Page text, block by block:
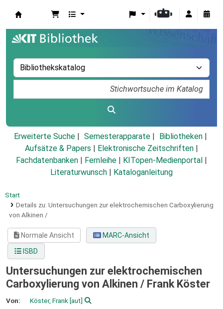
Erweiterte Suche Semesterapparate
Bibliotheken
Aufsätze & Papers
Elektronische Zeitschriften
Fachdatenbanken
Fernleihe KITopen-Medienportal
Literaturwunsch
Kataloganleitung
Start
Details zu: Untersuchungen zur elektrochemischen Carboxylierung
von Alkinen /
Normale Ansicht
MARC-Ansicht
ISBD
Untersuchungen zur elektrochemischen
Carboxylierung von Alkinen / Frank Köster
Von: Köster, Frank [aut]